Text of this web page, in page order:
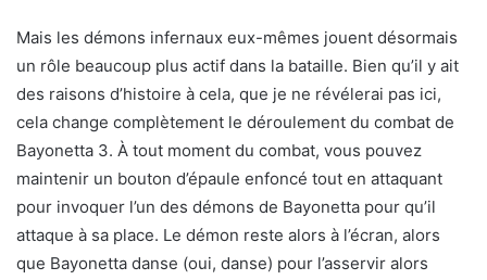
Mais les démons infernaux eux-mêmes jouent désormais
un rôle beaucoup plus actif dans la bataille. Bien qu’il y ait
des raisons d’histoire à cela, que je ne révélerai pas ici,
cela change complètement le déroulement du combat de
Bayonetta 3. À tout moment du combat, vous pouvez
maintenir un bouton d’épaule enfoncé tout en attaquant
pour invoquer l’un des démons de Bayonetta pour qu’il
attaque à sa place. Le démon reste alors à l’écran, alors
que Bayonetta danse (oui, danse) pour l’asservir alors